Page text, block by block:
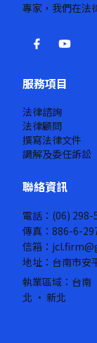
專家，我們在法
服務項目
法律諮詢
法律顧問
撰寫法律文件
調解及委任訴訟
聯絡資訊
電話：(06) 298-
傳真：886-6-
信箱：
地址：台南市安
執業區域：台
北 · 新北